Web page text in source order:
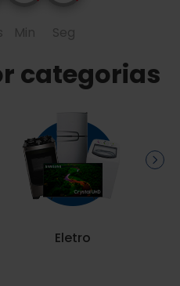
Min Seg
categorias
Eletro